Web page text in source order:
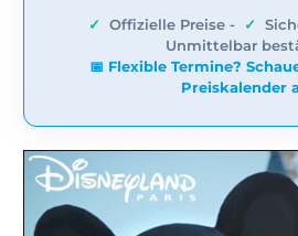
✓ Offizielle Preise - ✓
Unmittelbar
📅 Flexible Termine?
Preiskalender